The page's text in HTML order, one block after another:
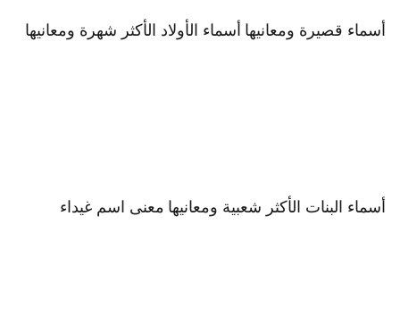
أسماء قصيرة ومعانيها أسماء الأولاد الأكثر شهرة ومعانيها
أسماء البنات الأكثر شعبية ومعانيها معنى اسم غيداء